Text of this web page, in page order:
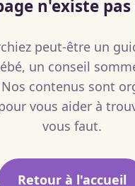
n'existe pas
peut-être un
un conseil
contenus sont
vous aider à
vous faut.
Retour à l'accueil